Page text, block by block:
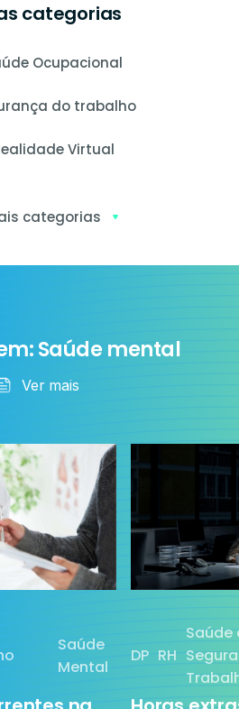
categorias
Ocupacional
do trabalho
Virtual
categorias
Saúde mental
Ver mais
Saúde
Mental
DP RH
Saúde